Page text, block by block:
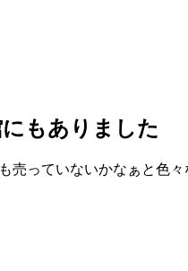
もありました
売っていないかなぁと色